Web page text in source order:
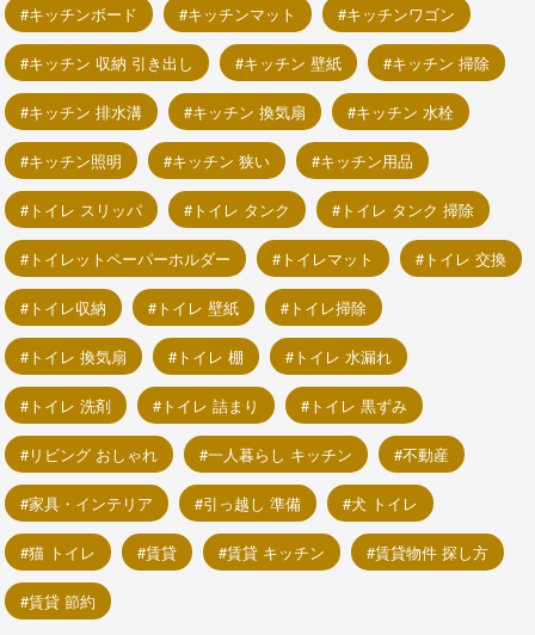
キッチンボード キッチンマット キッチンワゴン
キッチン 収納 引き出し キッチン 壁紙 キッチン 掃除
キッチン 排水溝 キッチン 換気扇 キッチン 水栓
キッチン照明 キッチン 狭い キッチン用品
トイレ スリッパ トイレ タンク トイレ タンク 掃除
トイレットペーパーホルダー トイレマット トイレ 交換
トイレ収納 トイレ 壁紙 トイレ掃除
トイレ 換気扇 トイレ 棚 トイレ 水漏れ
トイレ 洗剤 トイレ 詰まり トイレ 黒ずみ
リビング おしゃれ 一人暮らし キッチン 不動産
家具・インテリア 引っ越し 準備 犬 トイレ
猫 トイレ 賃貸 賃貸 キッチン 賃貸物件 探し方
賃貸 節約